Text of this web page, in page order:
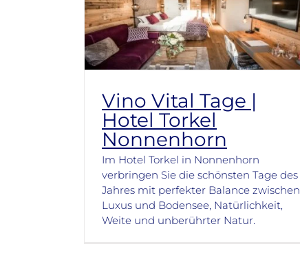
Vino Vital Tage |
Hotel Torkel
Nonnenhorn
Im Hotel Torkel in Nonnenhorn
verbringen Sie die schönsten Tage des
Jahres mit perfekter Balance zwischen
Luxus und Bodensee, Natürlichkeit,
Weite und unberührter Natur.